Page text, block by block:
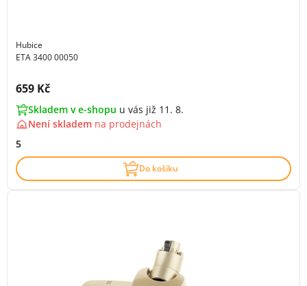
Hubice
ETA 3400 00050
Cena s DPH:
659 Kč
Skladem v e-shopu u vás již 11. 8.
Není skladem na prodejnách
5
Do košíku